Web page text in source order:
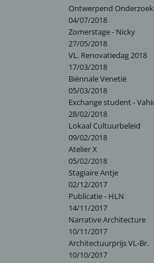
Ontwerpend Onderzoek
04/07/2018
Zomerstage - Nicky
27/05/2018
VL. Renovatiedag 2018
17/03/2018
Biënnale Venetië
05/03/2018
Exchange student -
28/02/2018
Lokaal Cultuurbeleid
09/02/2018
Atelier X
05/02/2018
Stagiaire Antje
02/12/2017
Publicatie - HLN
14/11/2017
Narrative Architecture
10/11/2017
Architectuurprijs VL-Br.
10/10/2017